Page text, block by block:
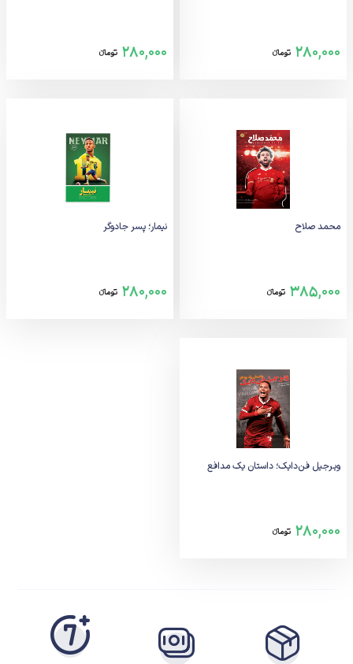
280,000 تومانء 280,000 تومانء
محمد صلاح
385,000 تومانء
نیمار؛ پسر جادوگر
280,000 تومانء
ویرجیل فن‌دایک؛ داستان یک مدافع
280,000 تومانء